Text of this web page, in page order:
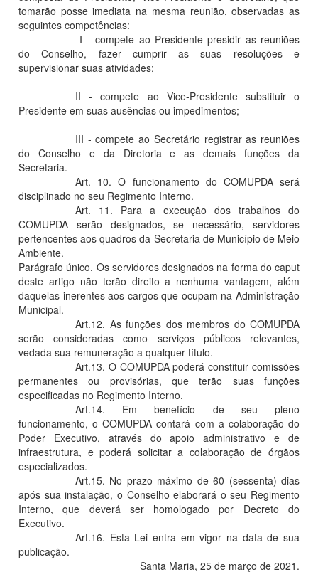
tomarão posse imediata na mesma reunião, observadas as
seguintes competências:
I - compete ao Presidente presidir as reuniões
do Conselho, fazer cumprir as suas resoluções e
supervisionar suas atividades;
II - compete ao Vice-Presidente substituir o
Presidente em suas ausências ou impedimentos;
III - compete ao Secretário registrar as reuniões
do Conselho e da Diretoria e as demais funções da
Secretaria.
Art. 10. O funcionamento do COMUPDA será
disciplinado no seu Regimento Interno.
Art. 11. Para a execução dos trabalhos do
COMUPDA serão designados, se necessário, servidores
pertencentes aos quadros da Secretaria de Município de Meio
Ambiente.
Parágrafo único. Os servidores designados na forma do caput
deste artigo não terão direito a nenhuma vantagem, além
daquelas inerentes aos cargos que ocupam na Administração
Municipal.
Art.12. As funções dos membros do COMUPDA
serão consideradas como serviços públicos relevantes,
vedada sua remuneração a qualquer título.
Art.13. O COMUPDA poderá constituir comissões
permanentes ou provisórias, que terão suas funções
especificadas no Regimento Interno.
Art.14. Em benefício de seu pleno
funcionamento, o COMUPDA contará com a colaboração do
Poder Executivo, através do apoio administrativo e de
infraestrutura, e poderá solicitar a colaboração de órgãos
especializados.
Art.15. No prazo máximo de 60 (sessenta) dias
após sua instalação, o Conselho elaborará o seu Regimento
Interno, que deverá ser homologado por Decreto do
Executivo.
Art.16. Esta Lei entra em vigor na data de sua
publicação.
Santa Maria, 25 de março de 2021.